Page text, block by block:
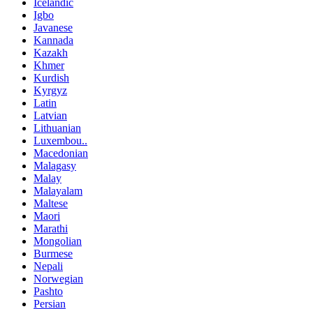
Igbo
Javanese
Kannada
Kazakh
Khmer
Kurdish
Kyrgyz
Latin
Latvian
Lithuanian
Luxembou..
Macedonian
Malagasy
Malay
Malayalam
Maltese
Maori
Marathi
Mongolian
Burmese
Nepali
Norwegian
Pashto
Persian